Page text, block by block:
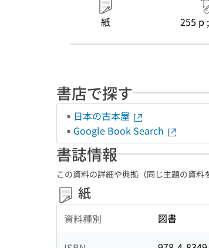
紙 255 p
書店で探す
日本の古本屋
Google Book Search
書誌情報
この資料の詳細や典拠（同じ主題の資料
紙
資料種別 図書